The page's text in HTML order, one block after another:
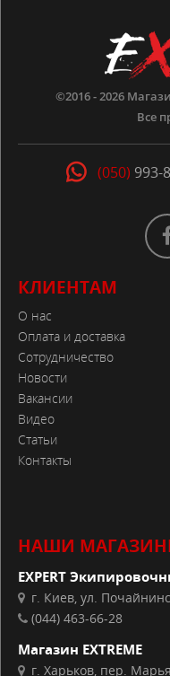
©2016 - 2026
Все
(050) 993-
КЛИЕНТАМ
О нас
Оплата и доставка
Сотрудничество
Новости
Вакансии
Видео
Статьи
Контакты
НАШИ
EXPERT
г. Киев, ул.
(044) 463-66-28
Магазин EXTREME
г. Харьков, пер.